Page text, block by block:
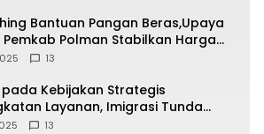
Bantuan Pangan Beras,Upaya
Polman Stabilkan Harga
13
pada Kebijakan Strategis
Layanan, Imigrasi Tunda
Desain Merah Putih
13